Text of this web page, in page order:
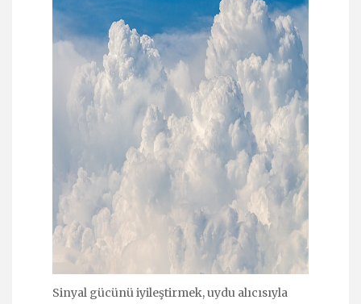
Sinyal gücünü iyileştirmek, uydu alıcısıyla